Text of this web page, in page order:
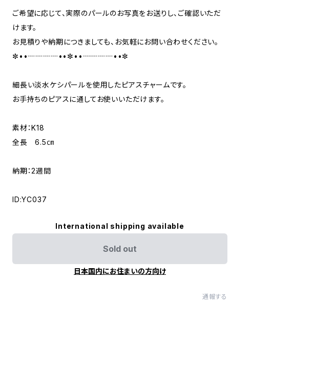
ご希望に応じて、実際のパールのお写真をお送りし、ご確認いただ
けます。
お見積りや納期につきましても、お気軽にお問い合わせください。
✼••┈┈┈┈••✼••┈┈┈┈••✼
細長い淡水ケシパールを使用したピアスチャームです。
お手持ちのピアスに通してお使いいただけます。
素材：K18
全長 6.5㎝
納期：2週間
ID:YC037
International shipping available
Sold out
日本国内にお住まいの方向け
通報する